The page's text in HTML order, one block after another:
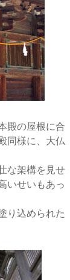
殿の屋根に合
同様に、大仏
な架構を見せ
いせいもあっ
り込められた